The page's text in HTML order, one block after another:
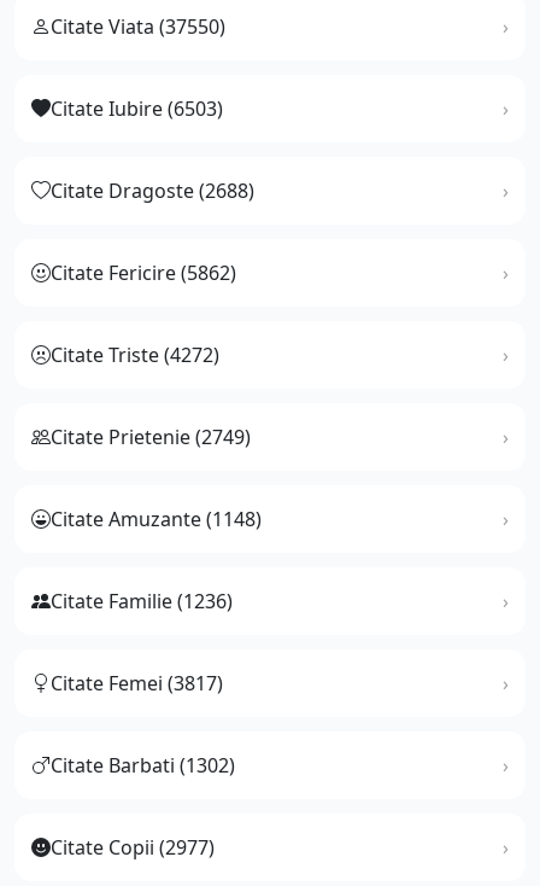
Citate Viata (37550)
Citate Iubire (6503)
Citate Dragoste (2688)
Citate Fericire (5862)
Citate Triste (4272)
Citate Prietenie (2749)
Citate Amuzante (1148)
Citate Familie (1236)
Citate Femei (3817)
Citate Barbati (1302)
Citate Copii (2977)